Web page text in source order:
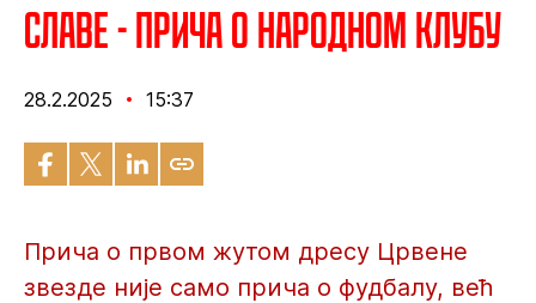
славе - прича о народном клубу
28.2.2025 15:37
Прича о првом жутом дресу Црвене
звезде није само прича о фудбалу, већ